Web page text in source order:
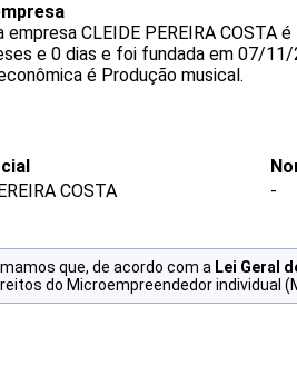
empresa CLEIDE PEREIRA COSTA é
e 0 dias e foi fundada em 07/11/
é Produção musical.
COSTA
-
que, de acordo com a Lei Geral
do Microempreendedor individual